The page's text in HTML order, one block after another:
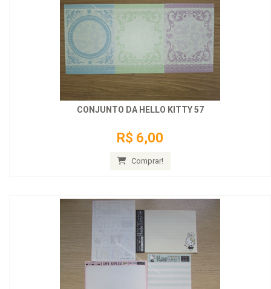
CONJUNTO DA HELLO KITTY 57
R$ 6,00
Comprar!